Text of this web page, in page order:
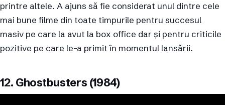
printre altele. A ajuns să fie considerat unul dintre cele
mai bune filme din toate timpurile pentru succesul
masiv pe care la avut la box office dar și pentru criticile
pozitive pe care le-a primit în momentul lansării.
12. Ghostbusters (1984)